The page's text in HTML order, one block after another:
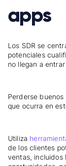
apps
Los SDR se
potenciales
no llegan a
Perderse
que ocurra en
Utiliza
de los clientes
ventas, incluidos